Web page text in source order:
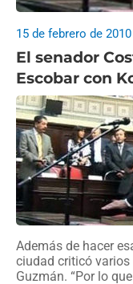
El senador
Escobar con
15 de febrero de 2010
Además de hacer
ciudad criticó
Guzmán. “Por lo